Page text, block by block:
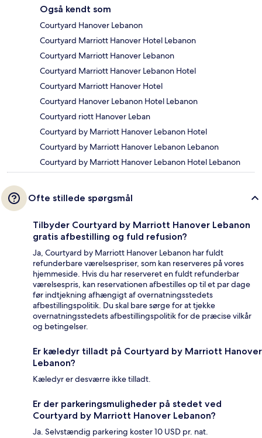
Også kendt som
Courtyard Hanover Lebanon
Courtyard Marriott Hanover Hotel Lebanon
Courtyard Marriott Hanover Lebanon
Courtyard Marriott Hanover Lebanon Hotel
Courtyard Marriott Hanover Hotel
Courtyard Hanover Lebanon Hotel Lebanon
Courtyard riott Hanover Leban
Courtyard by Marriott Hanover Lebanon Hotel
Courtyard by Marriott Hanover Lebanon Lebanon
Courtyard by Marriott Hanover Lebanon Hotel Lebanon
Ofte stillede spørgsmål
Tilbyder Courtyard by Marriott Hanover Lebanon
gratis afbestilling og fuld refusion?
Ja, Courtyard by Marriott Hanover Lebanon har fuldt
refunderbare værelsespriser, som kan reserveres på vores
hjemmeside. Hvis du har reserveret en fuldt refunderbar
værelsespris, kan reservationen afbestilles op til et par dage
før indtjekning afhængigt af overnatningsstedets
afbestillingspolitik. Du skal bare sørge for at tjekke
overnatningsstedets afbestillingspolitik for de præcise vilkår
og betingelser.
Er kæledyr tilladt på Courtyard by Marriott Hanover
Lebanon?
Kæledyr er desværre ikke tilladt.
Er der parkeringsmuligheder på stedet ved
Courtyard by Marriott Hanover Lebanon?
Ja. Selvstændig parkering koster 10 USD pr. nat.